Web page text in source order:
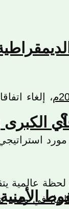
(مايو
، إلغاء
مورد
لحظة عالمية
في